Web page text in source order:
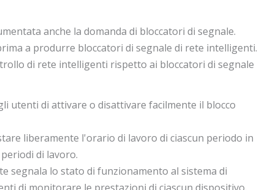
anche la domanda di bloccatori di segnale.
a produrre bloccatori di segnale di rete intelligenti.
di rete intelligenti rispetto ai bloccatori di segnale
utenti di attivare o disattivare facilmente il blocco
liberamente l'orario di lavoro di ciascun periodo in
di lavoro.
segnala lo stato di funzionamento al sistema di